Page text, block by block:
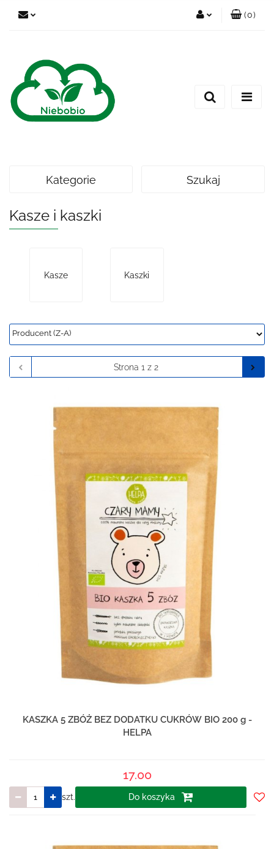
(0)
Kategorie Szukaj
Kasze i kaszki
Kasze Kaszki
KASZKA 5 ZBÓŻ BEZ DODATKU CUKRÓW BIO 200 g -
HELPA
17.00
szt. Do koszyka